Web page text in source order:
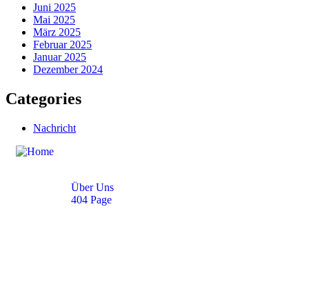
Juni 2025
Mai 2025
März 2025
Februar 2025
Januar 2025
Dezember 2024
Categories
Nachricht
Über Uns
404 Page